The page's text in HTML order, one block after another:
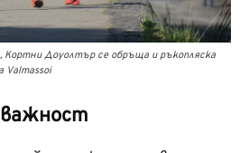
Кортни Доуолтър се обръща и ръкопляска
Valmassoi
важност